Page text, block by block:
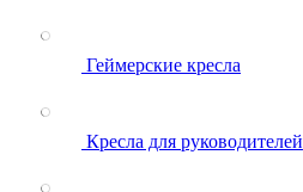
Геймерские кресла
Кресла для руководителей